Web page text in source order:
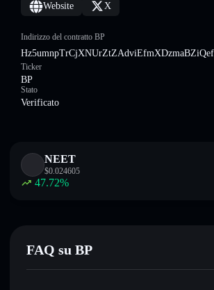
Website X
Indirizzo del contratto BP
Ticker
BP
Stato
Verificato
NEET
$0.024605
47.72%
FAQ su BP